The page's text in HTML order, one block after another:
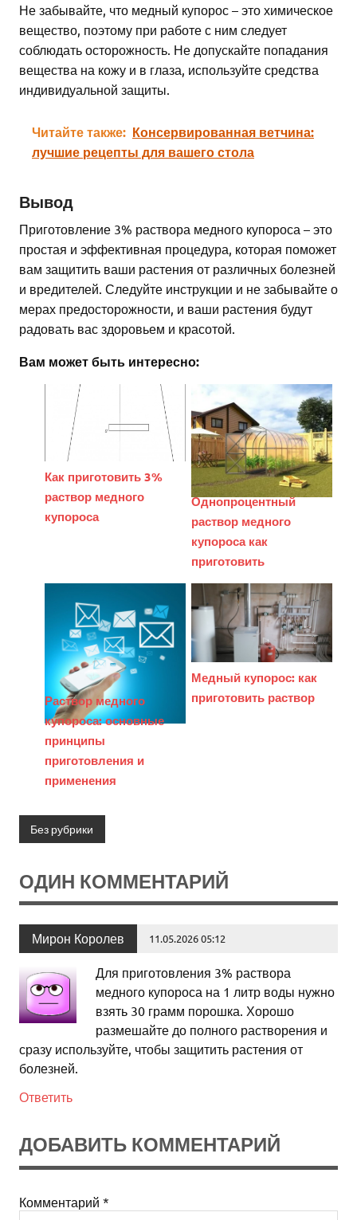
Не забывайте, что медный купорос – это химическое
вещество, поэтому при работе с ним следует
соблюдать осторожность. Не допускайте попадания
вещества на кожу и в глаза, используйте средства
индивидуальной защиты.
Читайте также: Консервированная ветчина:
лучшие рецепты для вашего стола
Вывод
Приготовление 3% раствора медного купороса – это
простая и эффективная процедура, которая поможет
вам защитить ваши растения от различных болезней
и вредителей. Следуйте инструкции и не забывайте о
мерах предосторожности, и ваши растения будут
радовать вас здоровьем и красотой.
Вам может быть интересно:
Как приготовить 3%
раствор медного
купороса
Однопроцентный
раствор медного
купороса как
приготовить
Раствор медного
купороса: основные
принципы
приготовления и
применения
Медный купорос: как
приготовить раствор
Без рубрики
ОДИН КОММЕНТАРИЙ
Мирон Королев 11.05.2026 05:12
Для приготовления 3% раствора
медного купороса на 1 литр воды нужно
взять 30 грамм порошка. Хорошо
размешайте до полного растворения и
сразу используйте, чтобы защитить растения от
болезней.
Ответить
ДОБАВИТЬ КОММЕНТАРИЙ
Комментарий *